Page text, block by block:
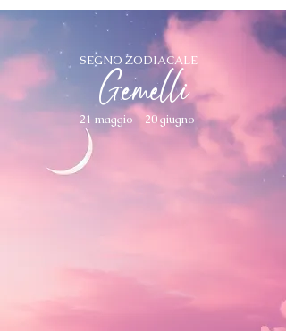
SEGNO ZODIACALE
Gemelli
21 maggio - 20 giugno